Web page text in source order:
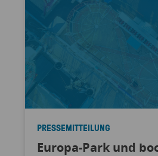
PRESSEMITTEILUNG
Europa-Park und